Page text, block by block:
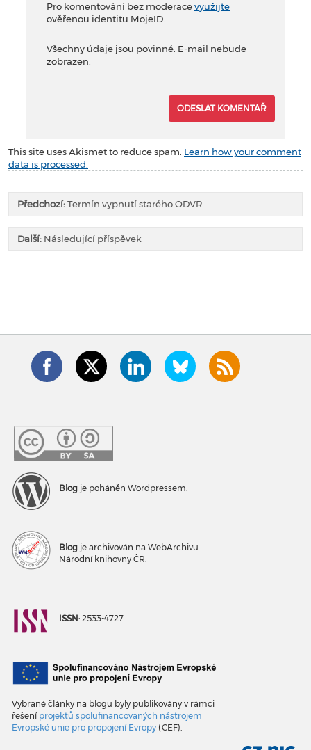
Pro komentování bez moderacevyužijte
ověřenou identitu MojeID.
Všechny údaje jsou povinné. E-mail nebude
zobrazen.
This site uses Akismet to reduce spam. Learn how your comment
data is processed.
Předchozí:Termín vypnutí starého ODVR
Další: Následující příspěvek
Blog je poháněn Wordpressem.
Blog je archivován na WebArchivu
Národní knihovny ČR.
ISSN: 2533-4727
Vybrané články na blogu byly publikovány v rámci
řešení projektů spolufinancovaných nástrojem
Evropské unie pro propojení Evropy (CEF).